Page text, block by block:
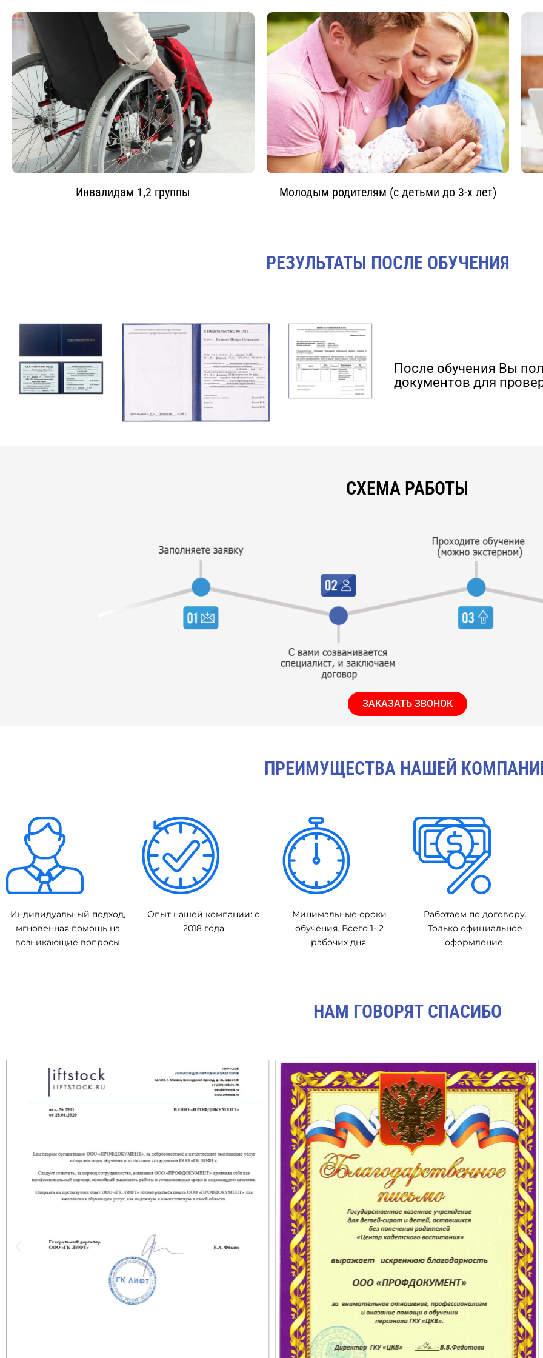
Инвалидам 1,2 группы Молодым родителям (с детьми до 3-х лет)
РЕЗУЛЬТАТЫ ПОСЛЕ ОБУЧЕНИЯ
После обучения Вы
документов для
СХЕМА РАБОТЫ
ЗАКАЗАТЬ ЗВОНОК
ПРЕИМУЩЕСТВА НАШЕЙ
Индивидуальный подход,
мгновенная помощь на
возникающие вопросы
Опыт нашей компании: с
2018 года
Минимальные сроки
обучения. Всего 1- 2
рабочих дня.
Работаем по договору.
Только официальное
оформление.
НАМ ГОВОРЯТ СПАСИБО